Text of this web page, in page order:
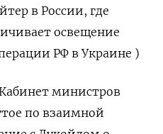
в России, где
​освещение
​РФ ⁠в Украине )
министров
​по взаимной